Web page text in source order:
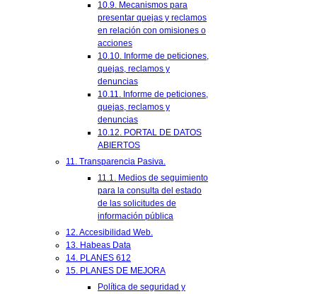
10.9. Mecanismos para
presentar quejas y reclamos
en relación con omisiones o
acciones
10.10. Informe de peticiones,
quejas, reclamos y
denuncias
10.11. Informe de peticiones,
quejas, reclamos y
denuncias
10.12. PORTAL DE DATOS
ABIERTOS
11. Transparencia Pasiva.
11.1. Medios de seguimiento
para la consulta del estado
de las solicitudes de
información pública
12. Accesibilidad Web.
13. Habeas Data
14. PLANES 612
15. PLANES DE MEJORA
Política de seguridad y